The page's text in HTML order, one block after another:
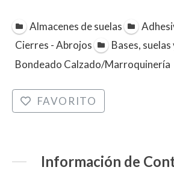
Almacenes de suelas
Cierres - Abrojos
Bases,
Bondeado Calzado/Marroquinería
FAVORITO
Información de